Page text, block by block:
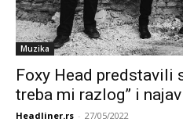
Muzika
Foxy Head predstavili
treba mi razlog” i
Headliner.rs - 27/05/2022